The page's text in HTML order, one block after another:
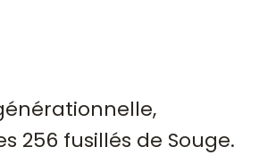
256 fusillés de Souge.